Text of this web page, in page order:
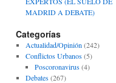
MADRID A DEBATE)
Categorías
Actualidad/Opinión (242)
Conflictos Urbanos(5)
Poscoronavirus(4)
Debates(267)